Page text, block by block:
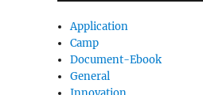
Application
Camp
Document-Ebook
General